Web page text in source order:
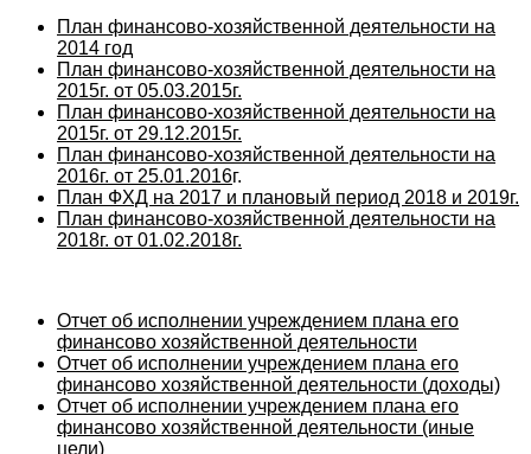
План финансово-хозяйственной деятельности на
2014 год
План финансово-хозяйственной деятельности на
2015г. от 05.03.2015г.
План финансово-хозяйственной деятельности на
2015г. от 29.12.2015г.
План финансово-хозяйственной деятельности на
2016г. от 25.01.2016г.
План ФХД на 2017 и плановый период 2018 и 2019г.
План финансово-хозяйственной деятельности на
2018г. от 01.02.2018г.
Отчет об исполнении учреждением плана его
финансово хозяйственной деятельности
Отчет об исполнении учреждением плана его
финансово хозяйственной деятельности (доходы)
Отчет об исполнении учреждением плана его
финансово хозяйственной деятельности (иные
цели)